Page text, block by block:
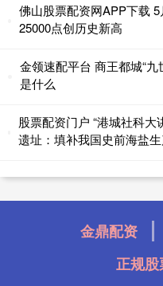
佛山股票配资网APP下载
25000点创历史新高
金领速配平台 商王都城“
是什么
股票配资门户 “港城社科
遗址：填补我国史前海盐
金鼎配资
正规